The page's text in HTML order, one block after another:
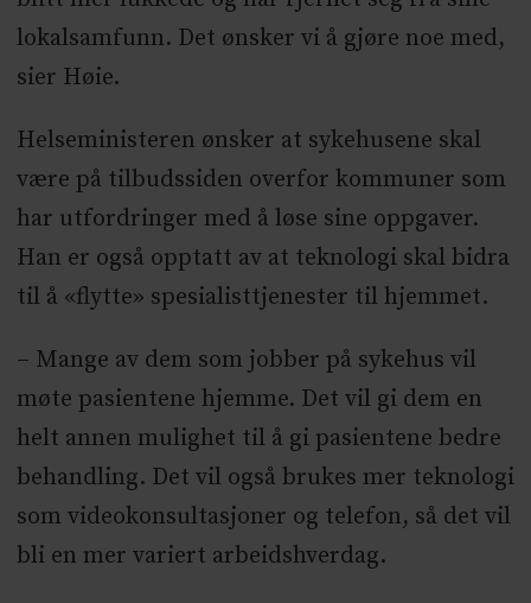
lokalsamfunn. Det ønsker vi å gjøre noe med,
sier Høie.
Helseministeren ønsker at sykehusene skal
være på tilbudssiden overfor kommuner som
har utfordringer med å løse sine oppgaver.
Han er også opptatt av at teknologi skal bidra
til å «flytte» spesialisttjenester til hjemmet.
– Mange av dem som jobber på sykehus vil
møte pasientene hjemme. Det vil gi dem en
helt annen mulighet til å gi pasientene bedre
behandling. Det vil også brukes mer teknologi
som videokonsultasjoner og telefon, så det vil
bli en mer variert arbeidshverdag.